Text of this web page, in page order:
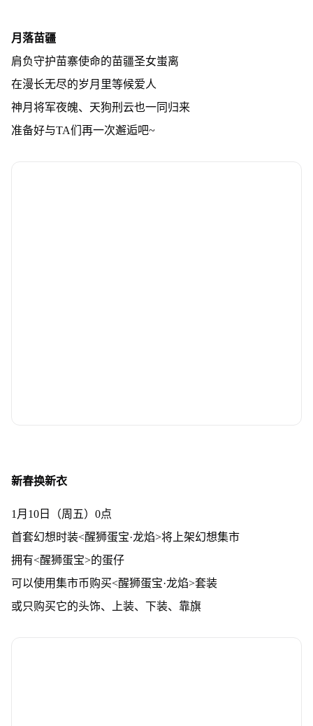
月落苗疆
肩负守护苗寨使命的苗疆圣女蚩离
在漫长无尽的岁月里等候爱人
神月将军夜魄、天狗刑云也一同归来
准备好与TA们再一次邂逅吧~
新春换新衣
1月10日（周五）0点
首套幻想时装<醒狮蛋宝·龙焰>将上架幻想集市
拥有<醒狮蛋宝>的蛋仔
可以使用集市币购买<醒狮蛋宝·龙焰>套装
或只购买它的头饰、上装、下装、靠旗